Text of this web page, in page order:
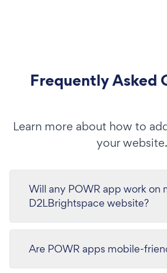
Frequently Asked
Learn more about how to
your website.
Will any POWR app work on
D2LBrightspace website?
Are POWR apps mobile-